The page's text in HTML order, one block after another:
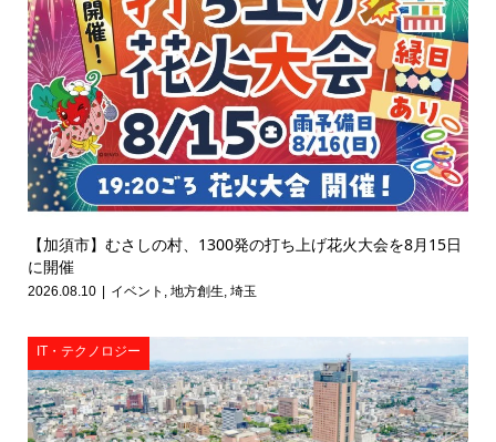
【加須市】むさしの村、1300発の打ち上げ花火大会を8月15日
に開催
2026.08.10 イベント 地方創生 埼玉
IT・テクノロジー